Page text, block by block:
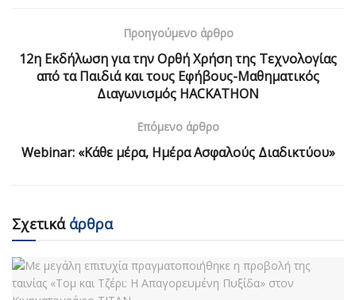
Προηγούμενο άρθρο
12η Εκδήλωση για την Ορθή Χρήση της Τεχνολογίας
από τα Παιδιά και τους Εφήβους-Μαθηματικός
Διαγωνισμός HACKATHON
Επόμενο άρθρο
Webinar: «Κάθε μέρα, Ημέρα Ασφαλούς Διαδικτύου»
Σχετικάάρθρα